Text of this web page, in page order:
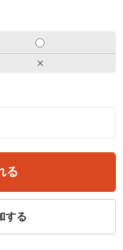
×
る
する